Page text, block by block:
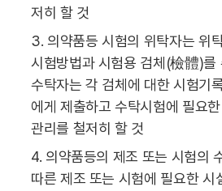
저히 할 것
3. 의약품등 시험의 위탁자는 위
시험방법과 시험용 검체(檢體)를
수탁자는 각 검체에 대한 시험기
에게 제출하고 수탁시험에 필요
관리를 철저히 할 것
4. 의약품등의 제조 또는 시험의
따른 제조 또는 시험에 필요한 시